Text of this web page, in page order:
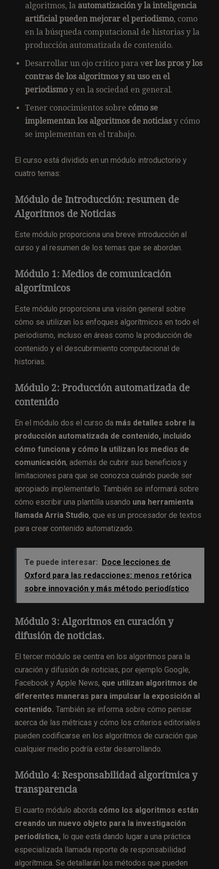
algoritmos, la automatización y la inteligencia
artificial pueden mejorar el periodismo, como
en la búsqueda computacional de historias y la
producción automatizada de contenido.
Desarrollar un ojo crítico para ver los pros y los
contras de los algoritmos y su uso en el
periodismo y en la sociedad en general.
Tener conocimientos sobre cómo se
implementan los algoritmos de noticias y cómo
se implementan en el trabajo.
El curso está dividido en un módulo introductorio y
cuatro temas:
Módulo de Introducción: resumen de
Algoritmos de Noticias
Este módulo proporciona una breve introducción al
curso y al resumen de los temas que se abordan.
Módulo 1: Medios de comunicación
algorítmicos
Este módulo proporciona una visión general sobre
cómo se utilizan los enfoques algorítmicos en todo el
periodismo, incluso en áreas como la producción de
contenido y el descubrimiento computacional de
historias.
Módulo 2: Producción automatizada de
contenido
En el módulo dos el curso da más detalles sobre la
producción automatizada de contenido, incluido
cómo funciona y cómo la utilizan los medios de
comunicación, además de cubrir sus beneficios y
limitaciones para que se conozca cuándo puede ser
apropiado implementarlo. También se informará sobre
cómo escribir una plantilla usando una herramienta
llamada Arria Studio, que es un procesador de textos
para crear contenido automatizado.
Te puede interesar: Doce lecciones de
Oxford para las redacciones: menos retórica
sobre innovación y más método periodístico
Módulo 3: Algoritmos en curación y
difusión de noticias.
El tercer módulo se centra en los algoritmos para la
curación y difusión de noticias, por ejemplo Google,
Facebook y Apple News, que utilizan algoritmos de
diferentes maneras para impulsar la exposición al
contenido. También se informa sobre cómo pensar
acerca de las métricas y cómo los criterios editoriales
pueden codificarse en los algoritmos de curación que
cualquier medio podría estar desarrollando.
Módulo 4: Responsabilidad algorítmica y
transparencia
El cuarto módulo aborda cómo los algoritmos están
creando un nuevo objeto para la investigación
periodística, lo que está dando lugar a una práctica
especializada llamada reporte de responsabilidad
algorítmica. Se detallarán los métodos que pueden